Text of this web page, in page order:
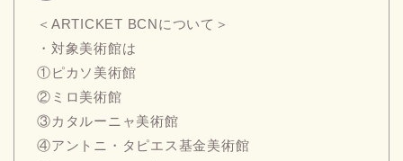
＜ARTICKET BCNについて＞
・対象美術館は
①ピカソ美術館
②ミロ美術館
③カタルーニャ美術館
④アントニ・タピエス基金美術館